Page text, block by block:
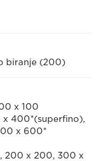
biranje (200)
x 100
400*(superfino),
x 600*
200 x 200, 300 x